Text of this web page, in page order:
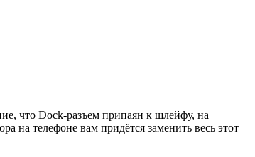
что Dock-разъем припаян к шлейфу, на
на телефоне вам придётся заменить весь этот